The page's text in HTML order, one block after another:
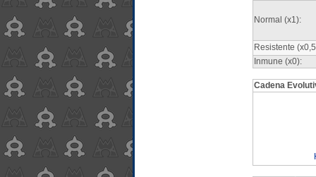
Normal (x1):
Resistente
Inmune (x0):
Cadena